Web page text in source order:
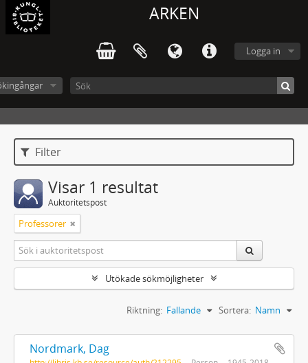
ARKEN
Logga in
Filter
Visar 1 resultat
Auktoritetspost
Professorer
Utökade sökmöjligheter
Sortera: Namn
Riktning: Fallande
Nordmark, Dag